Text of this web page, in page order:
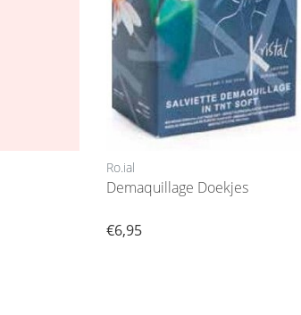
Ro.ial
Demaquillage Doekjes
€6,95